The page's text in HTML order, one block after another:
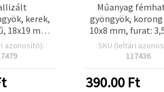
kerek,
18x19 mm,
– 50 g (~13
azonosító):
Műanyag
gyöngyök, korong
10x8 mm, furat:
ezüst színű - 20 g
SKU (leltári
117436
390.00 Ft